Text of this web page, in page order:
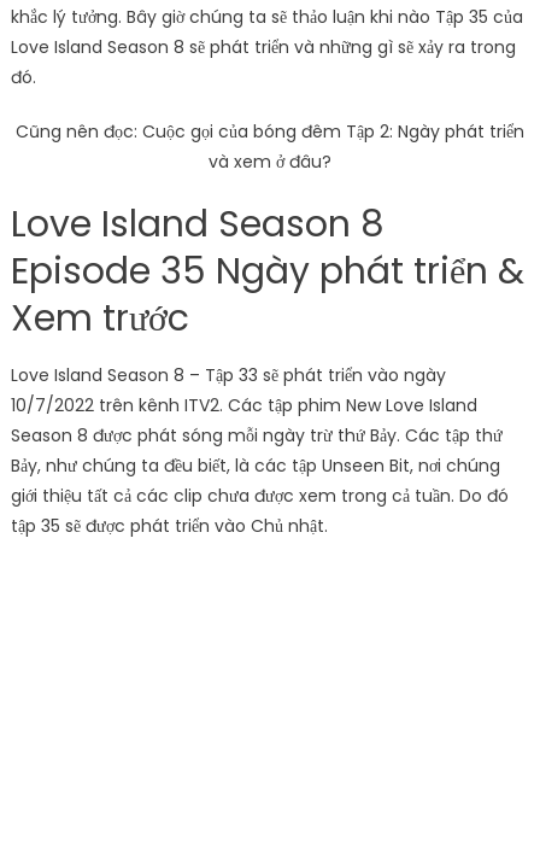
khắc lý tưởng. Bây giờ chúng ta sẽ thảo luận khi nào Tập 35 của
Love Island Season 8 sẽ phát triển và những gì sẽ xảy ra trong
đó.
Cũng nên đọc: Cuộc gọi của bóng đêm Tập 2: Ngày phát triển
và xem ở đâu?
Love Island Season 8
Episode 35 Ngày phát triển &
Xem trước
Love Island Season 8 – Tập 33 sẽ phát triển vào ngày
10/7/2022 trên kênh ITV2. Các tập phim New Love Island
Season 8 được phát sóng mỗi ngày trừ thứ Bảy. Các tập thứ
Bảy, như chúng ta đều biết, là các tập Unseen Bit, nơi chúng
giới thiệu tất cả các clip chưa được xem trong cả tuần. Do đó
tập 35 sẽ được phát triển vào Chủ nhật.